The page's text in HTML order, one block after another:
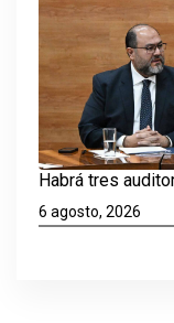
Habrá tres
6 agosto, 2026